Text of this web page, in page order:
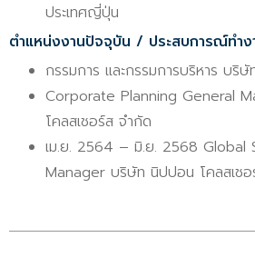
ประเทศญี่ปุ่น
ตำแหน่งงานปัจจุบัน / ประสบการณ์ทำ
กรรมการ และกรรมการบริหาร บริ
Corporate Planning General
โคลสเชอร์ส จำกัด
เม.ย. 2564 – มิ.ย. 2568 Global
Manager บริษัท นิปปอน โคลสเช